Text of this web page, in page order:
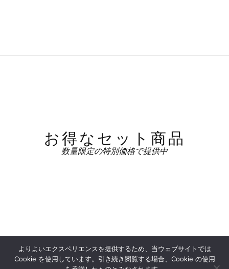
お得なセット商品
数量限定の特別価格で提供中
YOUPAPERS OFFICIAL SHOP
よりよいエクスペリエンスを提供するため、当ウェブサイトでは
Cookie を使用しています。引き続き閲覧する場合、Cookie の使用